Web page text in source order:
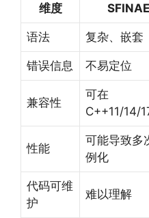
维度 SFINAE
语法 复杂、嵌套
错误信息 不易定位
兼容性
可在
C++11/14/
性能
可能导致多
例化
代码可维
护
难以理解